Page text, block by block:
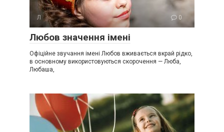
Л 0
Любов значення імені
Офіційне звучання імені Любов вживається вкрай рідко,
в основному використовуються скорочення — Люба,
Любаша,